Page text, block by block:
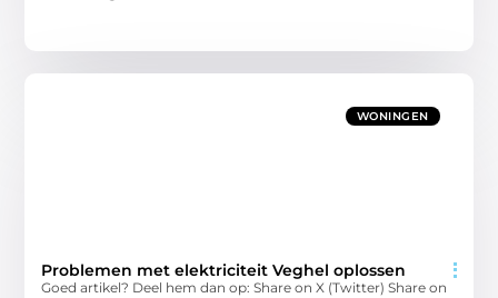
WONINGEN
Problemen met elektriciteit Veghel oplossen
Goed artikel? Deel hem dan op: Share on X (Twitter) Share on